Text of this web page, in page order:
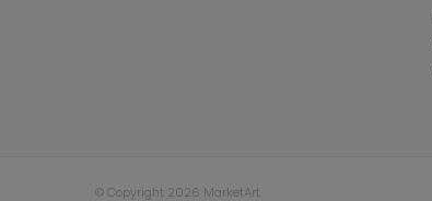
© Copyright 2026 MarketArt